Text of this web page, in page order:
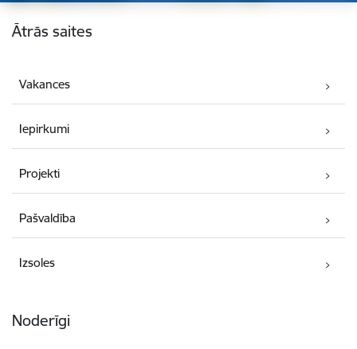
Kājene
Ātrās saites
Vakances
Iepirkumi
Projekti
Pašvaldība
Izsoles
Noderīgi